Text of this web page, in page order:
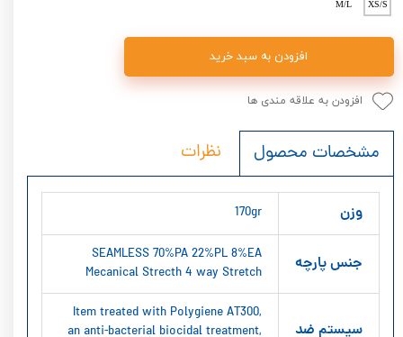
XS/S
M/L
افزودن به سبد خرید
افزودن به علاقه مندی ها
مشخصات محصول نظرات
وزن 170gr
جنس پارچه
SEAMLESS 70%PA 22%PL 8%EA
Mecanical Strecth 4 way Stretch
سیستم ضد
Item treated with Polygiene AT300,
an anti-bacterial biocidal treatment,